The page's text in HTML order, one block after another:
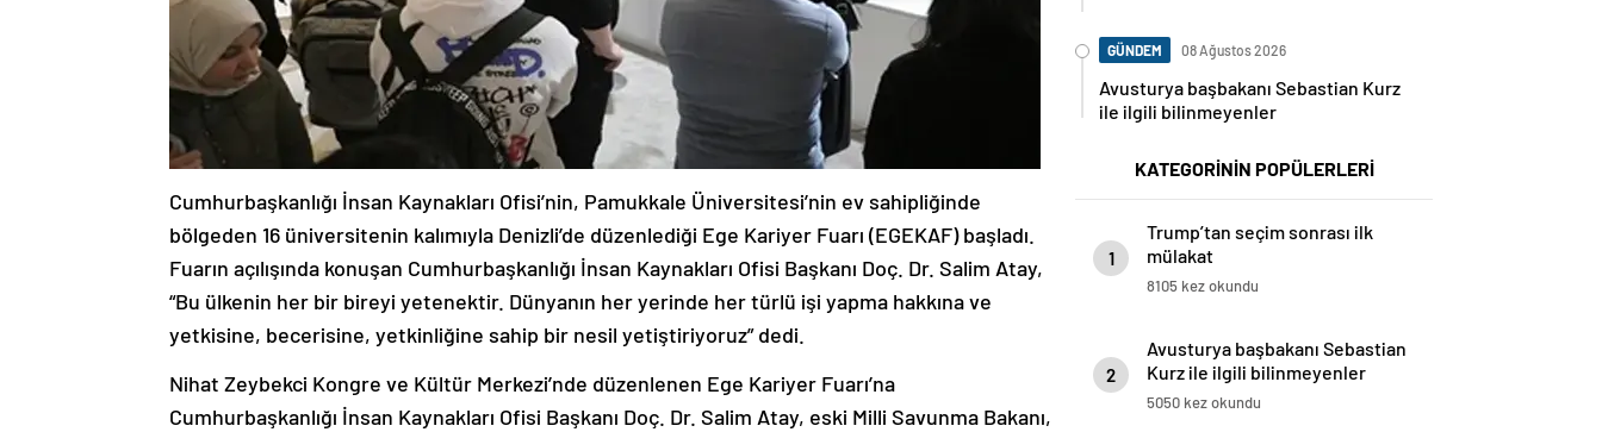
Cumhurbaşkanlığı İnsan Kaynakları Ofisi’nin, Pamukkale Üniversitesi’nin ev sahipliğinde
bölgeden 16 üniversitenin kalımıyla Denizli’de düzenlediği Ege Kariyer Fuarı (EGEKAF) başladı.
Fuarın açılışında konuşan Cumhurbaşkanlığı İnsan Kaynakları Ofisi Başkanı Doç. Dr. Salim Atay,
“Bu ülkenin her bir bireyi yetenektir. Dünyanın her yerinde her türlü işi yapma hakkına ve
yetkisine, becerisine, yetkinliğine sahip bir nesil yetiştiriyoruz” dedi.
Nihat Zeybekci Kongre ve Kültür Merkezi’nde düzenlenen Ege Kariyer Fuarı’na
Cumhurbaşkanlığı İnsan Kaynakları Ofisi Başkanı Doç. Dr. Salim Atay, eski Milli Savunma Bakanı,
GÜNDEM 08 Ağustos 2026
Avusturya başbakanı Sebastian Kurz
ile ilgili bilinmeyenler
KATEGORİNİN POPÜLERLERİ
1
Trump’tan seçim sonrası ilk
mülakat
8105 kez okundu
2
Avusturya başbakanı Sebastian
Kurz ile ilgili bilinmeyenler
5050 kez okundu